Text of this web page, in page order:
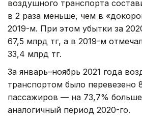
воздушного транспорта
в 2 раза меньше, чем в
2019-м. При этом убытки за
67,5 млрд тг, а в 2019-м
33,4 млрд тг.
За январь–ноябрь 2021 года
транспортом было перевезено
пассажиров — на 73,7%
аналогичный период 2020-го.